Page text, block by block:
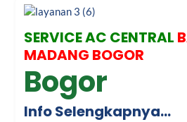
SERVICE AC CENTRAL
MADANG BOGOR
Bogor
Info Selengkapnya…